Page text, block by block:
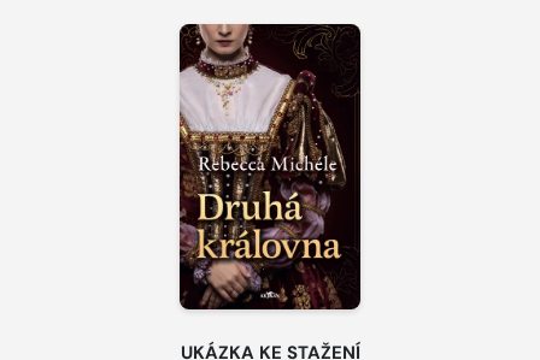
UKÁZKA KE STAŽENÍ